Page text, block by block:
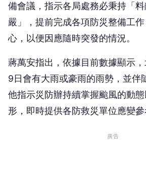
備會議，指示各局處務必秉持「
嚴」，提前完成各項防災整備工
心，以便因應隨時突發的情況。
蔣萬安指出，依據目前數據顯示
9日會有大雨或豪雨的雨勢，並伴
他指示災防辦持續掌握颱風的動
形，即時提供各防救災單位應變參
廣告